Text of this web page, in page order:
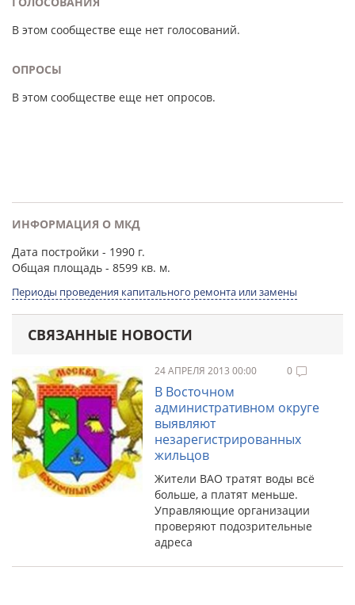
В этом сообществе еще нет голосований.
ОПРОСЫ
В этом сообществе еще нет опросов.
ИНФОРМАЦИЯ О МКД
Дата постройки - 1990 г.
Общая площадь - 8599 кв. м.
Периоды проведения капитального ремонта или замены
СВЯЗАННЫЕ НОВОСТИ
24 АПРЕЛЯ 2013 00:00 0
В Восточном
административном округе
выявляют
незарегистрированных
жильцов
Жители ВАО тратят воды всё
больше, а платят меньше.
Управляющие организации
проверяют подозрительные
адреса